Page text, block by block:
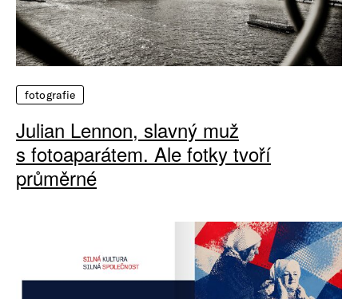
fotografie
Julian Lennon, slavný muž
s fotoaparátem. Ale fotky tvoří
průměrné